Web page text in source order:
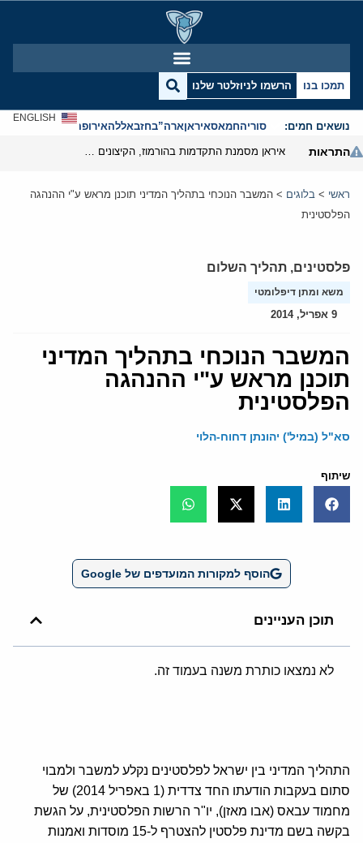
תמכו בנו הרשמו לניוזלטר שלנו
נושאים חמים: סוריהחמאסאיראןארה”בחזבאללהאירופהאנטישמיות
ENGLISH
התראות
ראשי > בלוגים > המשבר הנוכחי בתהליך המדיני תוכנן מראש ע"י ההנהגה
הפלסטינית
פלסטינים, תהליך השלום
משא ומתן דיפלומטי
9 אפריל, 2014
המשבר הנוכחי בתהליך המדיני
תוכנן מראש ע"י ההנהגה
הפלסטינית
סא"ל (במיל') יהונתן דחוח-הלוי
שיתוף
הוסף למקורות המועדפים של Google
תוכן העניינים
לא נמצאו כותרת משנה בעמוד זה.
התהליך המדיני בין ישראל לפלסטינים נקלע למשבר ולמבוי
סתום בעקבות הודעתו החד צדדית (1 באפריל 2014) של
מחמוד עבאס (אבו מאזן), יו"ר הרשות הפלסטינית, על הגשת
בקשה בשם מדינת פלסטין להצטרף ל-15 מוסדות ואמנות